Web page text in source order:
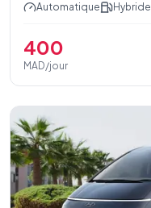
Automatique Hybride
400
MAD/jour